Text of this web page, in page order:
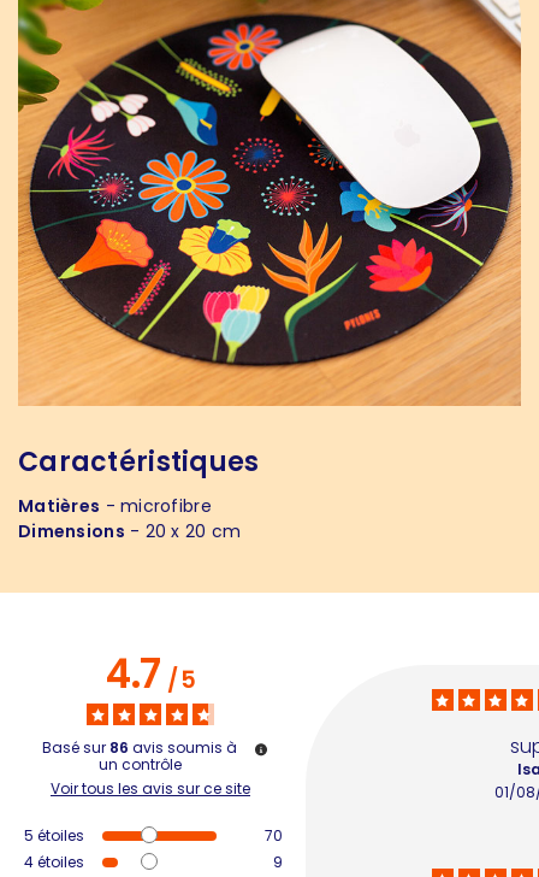
Caractéristiques
Matières - microfibre
Dimensions - 20 x 20 cm
4.7/5
Basé sur 86 avis soumis à
un contrôle
Voir tous les avis sur ce site
5 étoiles
70
4étoiles
9
01/